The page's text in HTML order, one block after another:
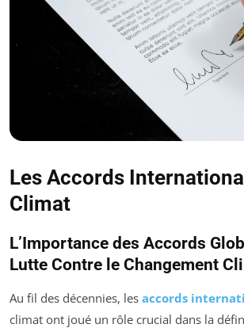
Les Accords
Climat
L’Importance des Accords
Lutte Contre le Changement
Au fil des décennies, les accords
climat ont joué un rôle crucial dans la